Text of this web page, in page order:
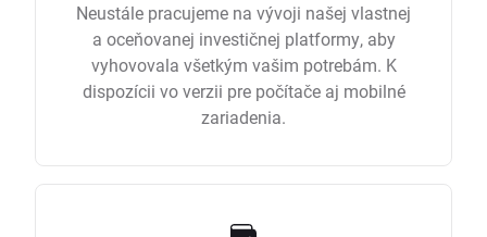
Neustále pracujeme na vývoji našej vlastnej
a oceňovanej investičnej platformy, aby
vyhovovala všetkým vašim potrebám. K
dispozícii vo verzii pre počítače aj mobilné
zariadenia.